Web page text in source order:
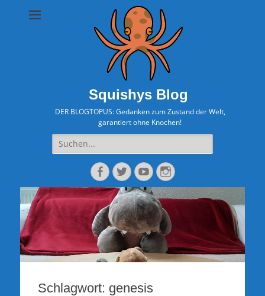
Squishys Blog
DER BLOGTOPUS: Gedanken zum Zustand der Welt,
garantiert ohne Knochen!
Suche
nach:
Facebook
TwitterYouTubeInstagram
Schlagwort: genesis